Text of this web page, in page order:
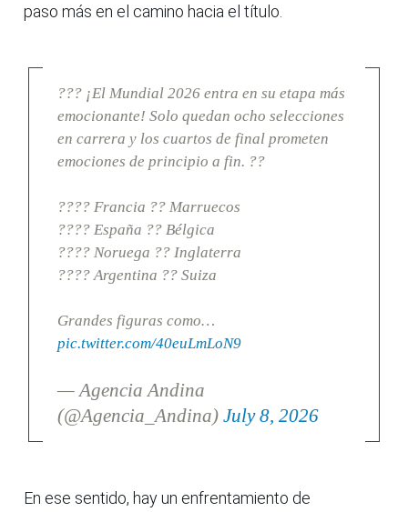
paso más en el camino hacia el título.
??? ¡El Mundial 2026 entra en su etapa más
emocionante! Solo quedan ocho selecciones
en carrera y los cuartos de final prometen
emociones de principio a fin. ??
???? Francia ?? Marruecos
???? España ?? Bélgica
???? Noruega ?? Inglaterra
???? Argentina ?? Suiza
Grandes figuras como…
pic.twitter.com/40euLmLoN9
— Agencia Andina
(@Agencia_Andina) July 8, 2026
En ese sentido, hay un enfrentamiento de